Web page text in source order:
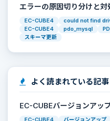
エラーの原因切り分けと対
EC-CUBE4 could not find
EC-CUBE4
pdo_mysql
スキーマ更新
よく読まれている記事
EC-CUBEバージョンアッ
EC-CUBE4 バージョンアップ